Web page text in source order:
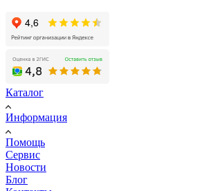
Каталог
Информация
Помощь
Сервис
Новости
Блог